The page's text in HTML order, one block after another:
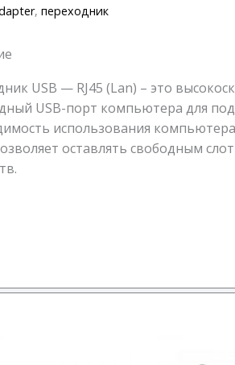
, переходник
USB — RJ45 (Lan) – это
USB-порт компьютера для
использования
оставлять свободным